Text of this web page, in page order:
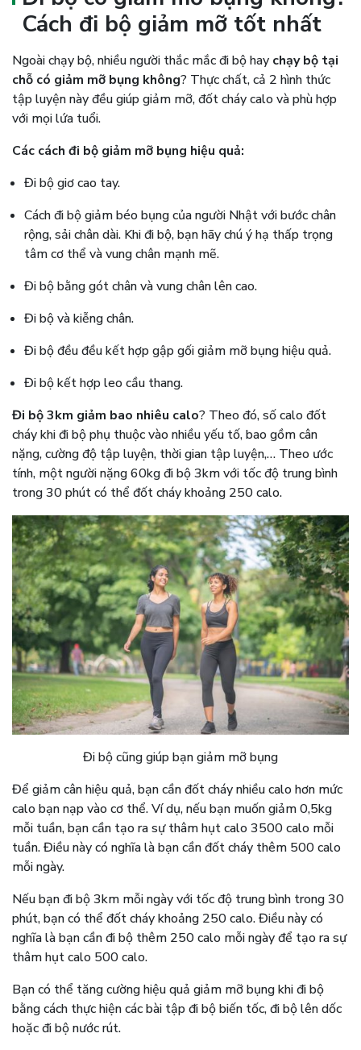
Cách đi bộ giảm mỡ tốt nhất
Ngoài chạy bộ, nhiều người thắc mắc đi bộ hay chạy bộ tại
chỗ có giảm mỡ bụng không? Thực chất, cả 2 hình thức
tập luyện này đều giúp giảm mỡ, đốt cháy calo và phù hợp
với mọi lứa tuổi.
Các cách đi bộ giảm mỡ bụng hiệu quả:
Đi bộ giơ cao tay.
Cách đi bộ giảm béo bụng của người Nhật với bước chân
rộng, sải chân dài. Khi đi bộ, bạn hãy chú ý hạ thấp trọng
tâm cơ thể và vung chân mạnh mẽ.
Đi bộ bằng gót chân và vung chân lên cao.
Đi bộ và kiễng chân.
Đi bộ đều đều kết hợp gập gối giảm mỡ bụng hiệu quả.
Đi bộ kết hợp leo cầu thang.
Đi bộ 3km giảm bao nhiêu calo? Theo đó, số calo đốt
cháy khi đi bộ phụ thuộc vào nhiều yếu tố, bao gồm cân
nặng, cường độ tập luyện, thời gian tập luyện,… Theo ước
tính, một người nặng 60kg đi bộ 3km với tốc độ trung bình
trong 30 phút có thể đốt cháy khoảng 250 calo.
Đi bộ cũng giúp bạn giảm mỡ bụng
Để giảm cân hiệu quả, bạn cần đốt cháy nhiều calo hơn mức
calo bạn nạp vào cơ thể. Ví dụ, nếu bạn muốn giảm 0,5kg
mỗi tuần, bạn cần tạo ra sự thâm hụt calo 3500 calo mỗi
tuần. Điều này có nghĩa là bạn cần đốt cháy thêm 500 calo
mỗi ngày.
Nếu bạn đi bộ 3km mỗi ngày với tốc độ trung bình trong 30
phút, bạn có thể đốt cháy khoảng 250 calo. Điều này có
nghĩa là bạn cần đi bộ thêm 250 calo mỗi ngày để tạo ra sự
thâm hụt calo 500 calo.
Bạn có thể tăng cường hiệu quả giảm mỡ bụng khi đi bộ
bằng cách thực hiện các bài tập đi bộ biến tốc, đi bộ lên dốc
hoặc đi bộ nước rút.